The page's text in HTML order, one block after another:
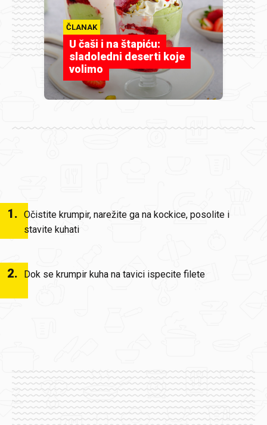
ČLANAK
U čaši i na štapiću:
sladoledni deserti koje
volimo
1. Očistite krumpir, narežite ga na kockice, posolite i
stavite kuhati
2. Dok se krumpir kuha na tavici ispecite filete